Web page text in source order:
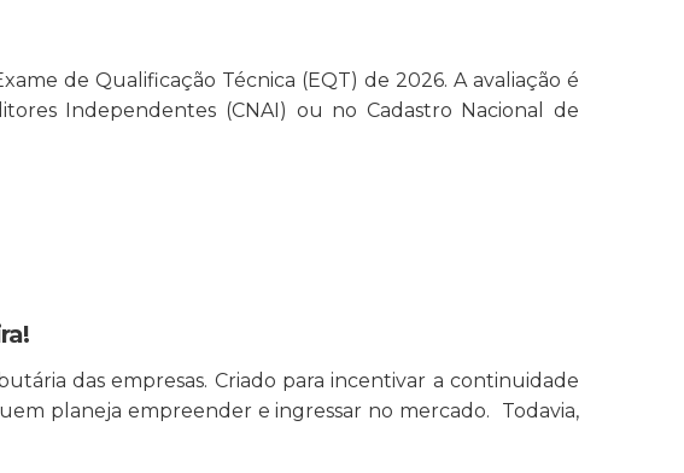
de Qualificação Técnica (EQT) de 2026. A avaliação é
Independentes (CNAI) ou no Cadastro Nacional de
das empresas. Criado para incentivar a continuidade
planeja empreender e ingressar no mercado. Todavia,